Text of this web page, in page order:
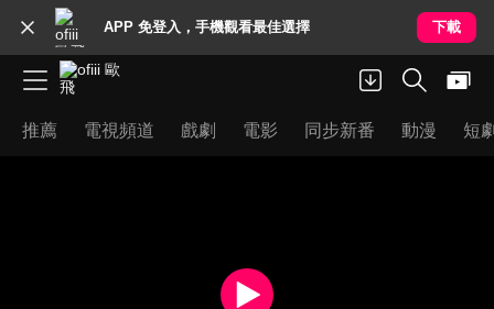
APP 免登入，手機觀看最佳選擇 下載
推薦 電視頻道 戲劇 電影 同步新番 動漫 短